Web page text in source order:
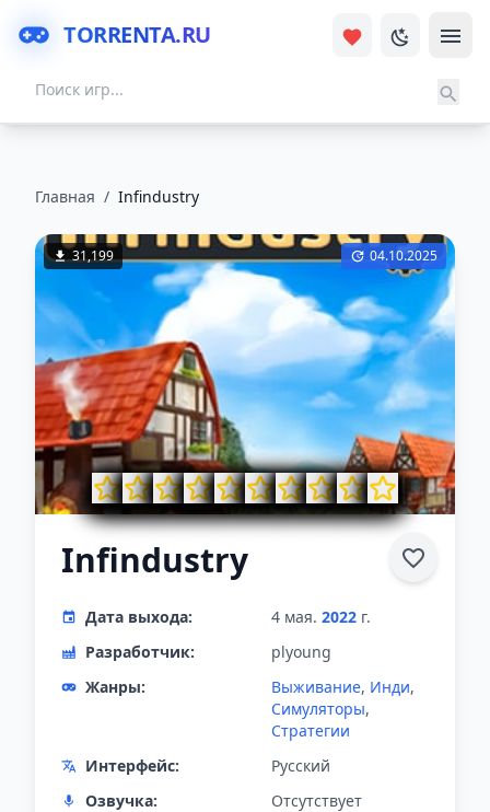
TORRENTA.RU
Главная / Infindustry
31,199 04.10.2025
Infindustry
Дата выхода: 4 мая. 2022 г.
Разработчик:
plyoung
Жанры:
Выживание, Инди,
Симуляторы,
Стратегии
Интерфейс:
Русский
Озвучка:
Отсутствует